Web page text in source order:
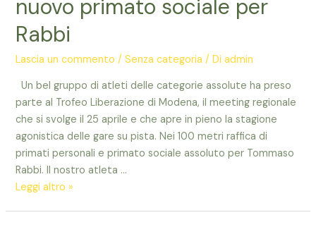
nuovo primato sociale per
Rabbi
Lascia un commento /Senza categoria / Diadmin
Un bel gruppo di atleti delle categorie assolute ha preso
parte al Trofeo Liberazione di Modena, il meeting regionale
che si svolge il 25 aprile e che apre in pieno la stagione
agonistica delle gare su pista. Nei 100 metri raffica di
primati personali e primato sociale assoluto per Tommaso
Rabbi. Il nostro atleta …
ILeggi altro »